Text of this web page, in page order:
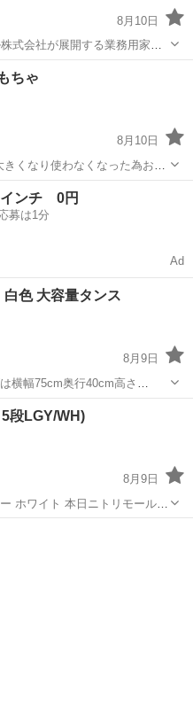
8月10日
式会社が展開する業務用家具
製造の実績を持ち、国内最大
多品種の注文家具を製造して
ちゃ
8月10日
くなり使わなくなった為お譲
ゃ
ンチ 0円
募は1分
Ad
色 大容量タンス
8月9日
やタオル、子ども服などの収
家具
段LGY/WH)
8月9日
トリモールで
ることになったため お譲りし